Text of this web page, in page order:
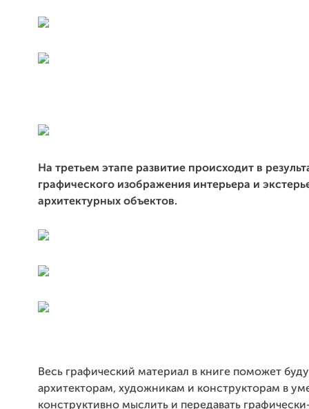
На третьем этапе развитие происходит в
графического изображения интерьера и
архитектурных объектов.
Весь графический материал в книге поможет
архитекторам, художникам и конструкторам в
конструктивно мыслить и передавать